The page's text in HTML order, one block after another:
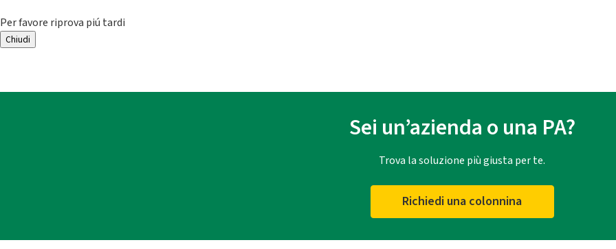
Per favore riprova piú tardi
Chiudi
Sei un’azienda o una PA?
Trova la soluzione più giusta per te.
Richiedi una colonnina